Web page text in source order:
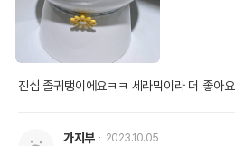
진심 졸귀탱이에요ㅋㅋ 세라믹이라 더 좋아요
가지부
2023.10.05